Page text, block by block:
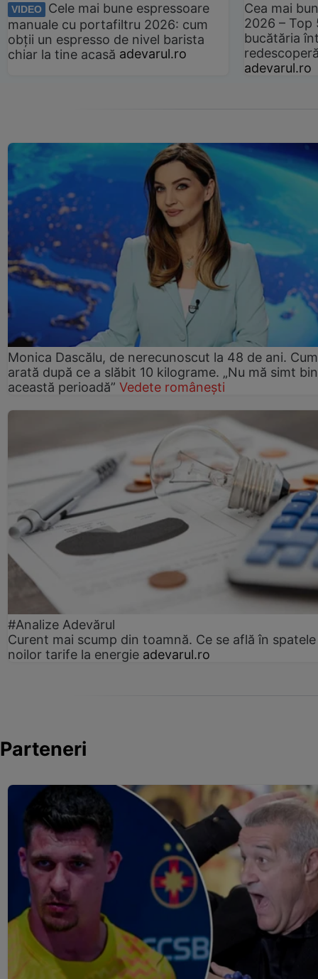
VIDEO
Cele mai bune espressoare
manuale cu portafiltru 2026: cum
obții un espresso de nivel barista
chiar la tine acasă adevarul.ro
Cea mai
2026 –
bucătăria
adevarul.ro
Monica Dascălu, de nerecunoscut la 48 de ani. Cum
arată după ce a slăbit 10 kilograme. „Nu mă simt
această perioadă” Vedete românești
#Analize Adevărul
Curent mai scump din toamnă. Ce se află în spatele
noilor tarife la energie adevarul.ro
Parteneri